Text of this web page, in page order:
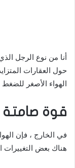
أنا من نوع الرجل
حول العقارات
الهواء الأصغر للضغط
قوة صامتة
في الخارج ، فإن
هناك بعض التغييرات